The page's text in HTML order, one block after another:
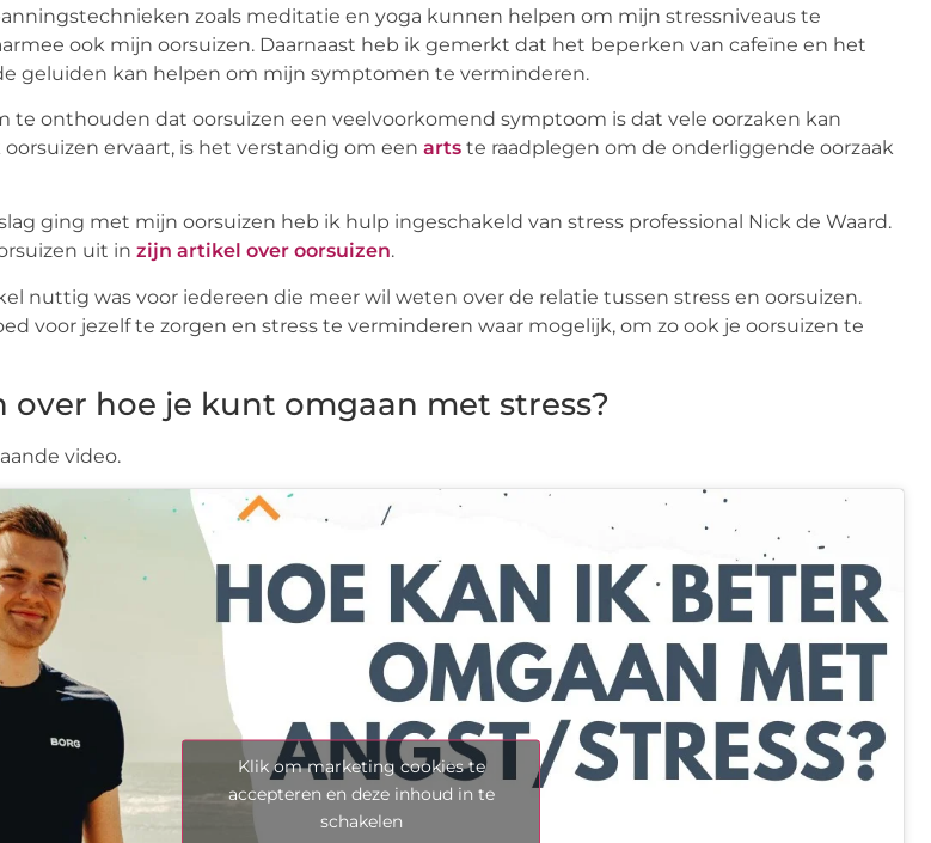
zoals meditatie en yoga kunnen helpen om mijn stressniveaus te
ook mijn oorsuizen. Daarnaast heb ik gemerkt dat het beperken van cafeïne en het
geluiden kan helpen om mijn symptomen te verminderen.
te onthouden dat oorsuizen een veelvoorkomend symptoom is dat vele oorzaken kan
oorsuizen ervaart, is het verstandig om een arts te raadplegen om de onderliggende oorzaak
ging met mijn oorsuizen heb ik hulp ingeschakeld van stress professional Nick de Waard.
uit in zijn artikel over oorsuizen.
nuttig was voor iedereen die meer wil weten over de relatie tussen stress en oorsuizen.
voor jezelf te zorgen en stress te verminderen waar mogelijk, om zo ook je oorsuizen te
over hoe je kunt omgaan met stress?
video.
Klik om marketing cookies te
accepteren en deze inhoud in te
schakelen